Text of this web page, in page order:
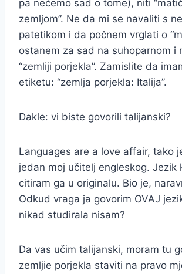
pa nećemo sad o tome), niti
zemljom”. Ne da mi se navaliti s
patetikom i da počnem vrglati o
ostanem za sad na suhoparnom i
“zemliji porjekla”. Zamislite da
etiketu: “zemlja porjekla: Italija”.
Dakle: vi biste govorili talijanski?
Languages are a love affair, tako
jedan moj učitelj engleskog. Jezik
citiram ga u originalu. Bio je,
Odkud vraga ja govorim OVAJ
nikad studirala nisam?
Da vas učim talijanski, moram tu
zemljie porjekla staviti na pravo